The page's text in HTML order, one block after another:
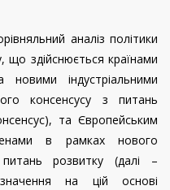
аналіз політики
що здійснюється країнами
новими індустріальними
консенсусу з питань
та Європейським
в рамках нового
розвитку (далі –
на цій основі